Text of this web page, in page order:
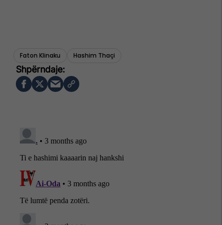
Faton Klinaku Hashim Thaçi